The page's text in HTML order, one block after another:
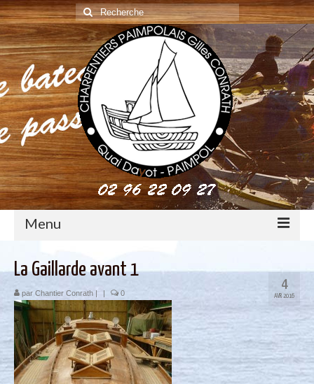
Rechercher
:
Menu
construction : le métier de charpentier de marine
Restauration de bateaux bois
Nous contacter
Actualités
4
AVR 2016
La Gaillarde avant 1
par Chantier Conrath | | 0